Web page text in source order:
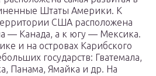
Штаты Америки. К
США расположена
— Канада, а к югу — Мексика.
и на островах Карибского
государств: Гватемала,
Панама, Ямайка и др. На